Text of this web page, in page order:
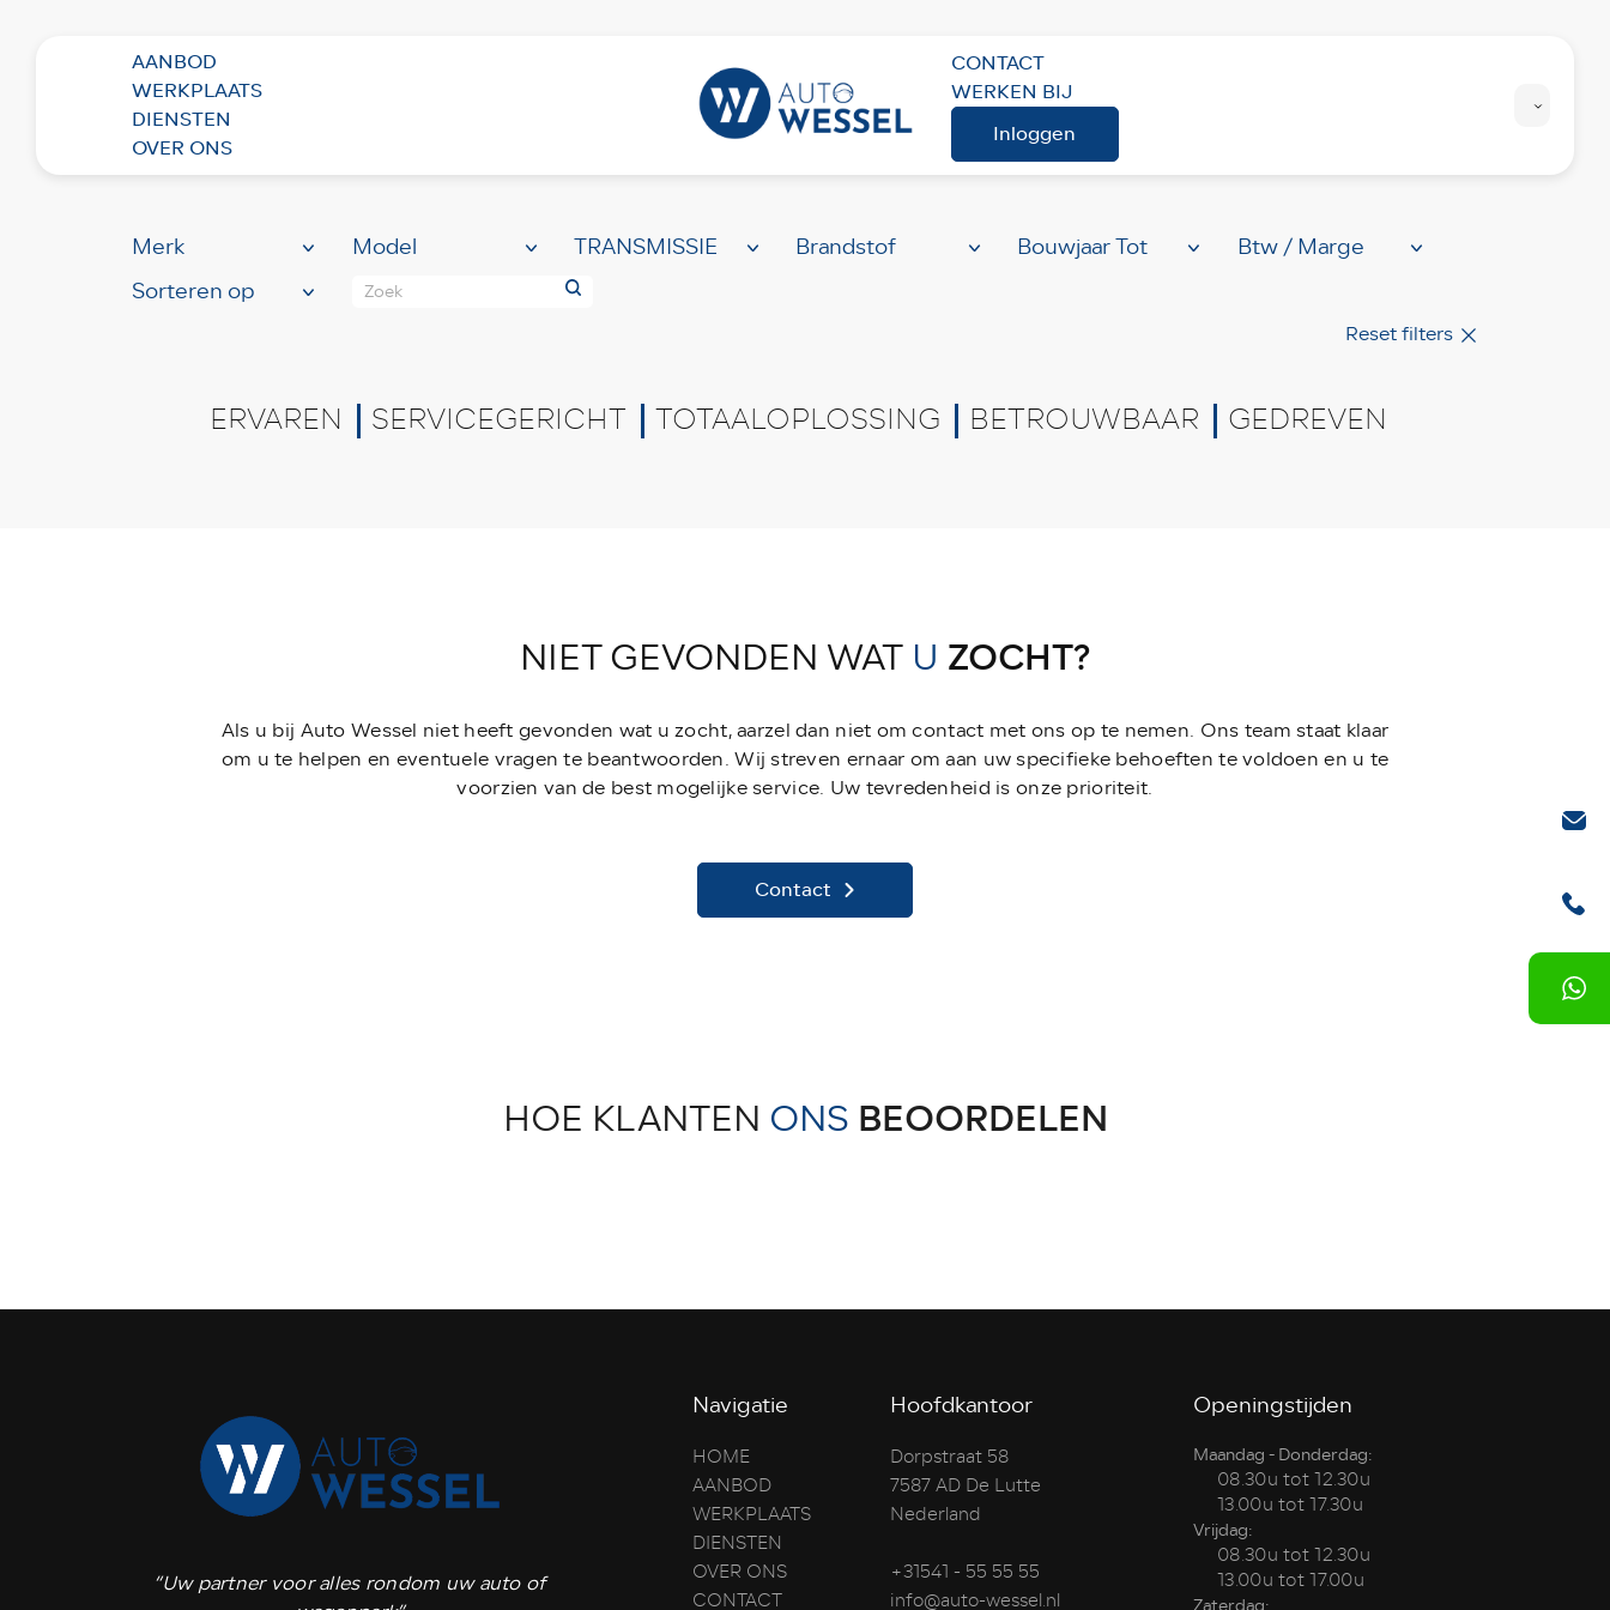
AANBOD
WERKPLAATS
DIENSTEN
OVER ONS
CONTACT
WERKEN BIJ
Inloggen
BEKIJK HIER ONS AANBOD
(81) Volledig aanbod
Zoek
Reset filters
ERVAREN SERVICEGERICHT TOTAALOPLOSSING BETROUWBAAR GEDREVEN
NIET GEVONDEN WAT U ZOCHT?
Als u bij Auto Wessel niet heeft gevonden wat u zocht, aarzel dan niet om contact met ons op te nemen. Ons team staat klaar
om u te helpen en eventuele vragen te beantwoorden. Wij streven ernaar om aan uw specifieke behoeften te voldoen en u te
voorzien van de best mogelijke service. Uw tevredenheid is onze prioriteit.
Contact
HOE KLANTEN ONS BEOORDELEN
“Uw partner voor alles rondom uw auto of
Navigatie
HOME
AANBOD
WERKPLAATS
DIENSTEN
OVER ONS
CONTACT
Hoofdkantoor
Dorpstraat 58
7587 AD De Lutte
Nederland
+31541 - 55 55 55
info@auto-wessel.nl
Openingstijden
Maandag - Donderdag:
08.30u tot 12.30u
13.00u tot 17.30u
Vrijdag:
08.30u tot 12.30u
13.00u tot 17.00u